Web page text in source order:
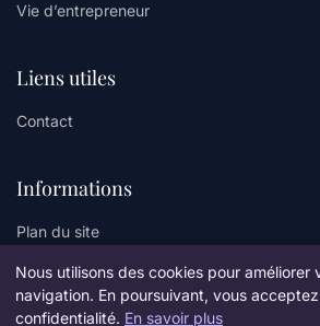
Vie d’entrepreneur
Liens utiles
Contact
Informations
Plan du site
Nous utilisons des cookies pour améliorer
navigation. En poursuivant, vous
confidentialité. En savoir plus